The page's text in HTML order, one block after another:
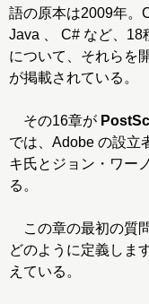
語の原本は2009年。
Java 、 C# など、18
について、それらを
が掲載されている。
その16章が
では、Adobe の設立
キ氏とジョン・ワー
る。
この章の最初の質
どのように定義しま
えている。